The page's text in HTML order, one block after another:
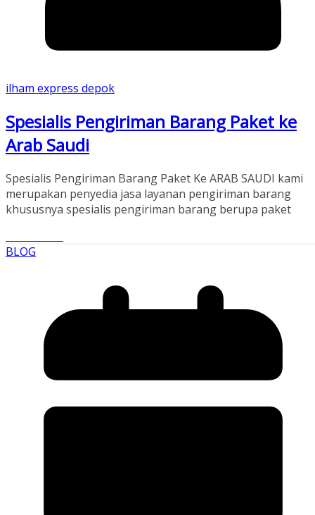
ilham express depok
Spesialis Pengiriman Barang Paket ke
Arab Saudi
Spesialis Pengiriman Barang Paket Ke ARAB SAUDI kami
merupakan penyedia jasa layanan pengiriman barang
khususnya spesialis pengiriman barang berupa paket
BLOG